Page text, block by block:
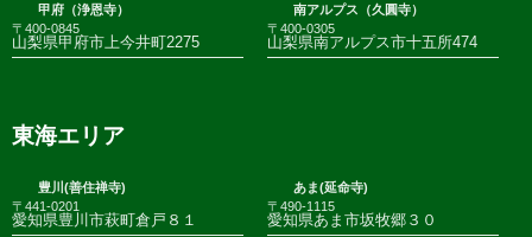
甲府（浄恩寺）
〒400-0845
山梨県甲府市上今井町2275
南アルプス（久圓寺）
〒400-0305
山梨県南アルプス市十五所474
東海エリア
豊川(善住禅寺)
〒441-0201
愛知県豊川市萩町倉戸８１
あま(延命寺)
〒490-1115
愛知県あま市坂牧郷３０